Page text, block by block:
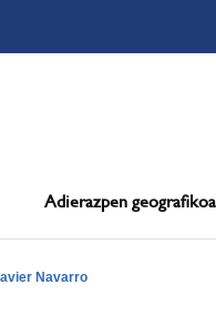
Adierazpen
Navarro